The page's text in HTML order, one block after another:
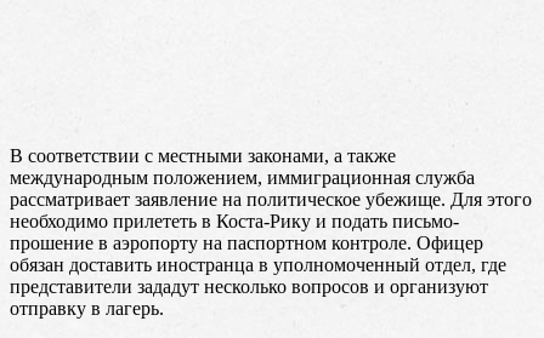
В соответствии с местными законами, а также
международным положением, иммиграционная служба
рассматривает заявление на политическое убежище. Для этого
необходимо прилететь в Коста-Рику и подать письмо-
прошение в аэропорту на паспортном контроле. Офицер
обязан доставить иностранца в уполномоченный отдел, где
представители зададут несколько вопросов и организуют
отправку в лагерь.